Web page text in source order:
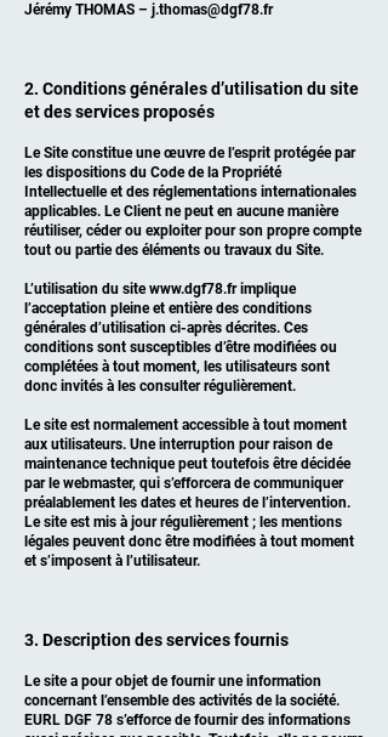
Jérémy THOMAS – j.thomas@dgf78.fr
2. Conditions générales d’utilisation du site
et des services proposés
Le Site constitue une œuvre de l’esprit protégée par
les dispositions du Code de la Propriété
Intellectuelle et des réglementations internationales
applicables. Le Client ne peut en aucune manière
réutiliser, céder ou exploiter pour son propre compte
tout ou partie des éléments ou travaux du Site.
L’utilisation du sitewww.dgf78.frimplique
l’acceptation pleine et entière des conditions
générales d’utilisation ci-après décrites. Ces
conditions sont susceptibles d’être modifiées ou
complétées à tout moment, les utilisateurs sont
donc invités à les consulter régulièrement.
Le site est normalement accessible à tout moment
aux utilisateurs. Une interruption pour raison de
maintenance technique peut toutefois être décidée
par le webmaster, qui s’efforcera de communiquer
préalablement les dates et heures de l’intervention.
Le site est mis à jour régulièrement ; les mentions
légales peuvent donc être modifiées à tout moment
et s’imposent à l’utilisateur.
3. Description des services fournis
Le site a pour objet de fournir une information
concernant l’ensemble des activités de la société.
EURL DGF 78 s’efforce de fournir des informations